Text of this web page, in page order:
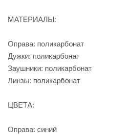
МАТЕРИАЛЫ:
Оправа: поликарбонат
Дужки: поликарбонат
Заушники: поликарбонат
Линзы: поликарбонат
ЦВЕТА:
Оправа: синий